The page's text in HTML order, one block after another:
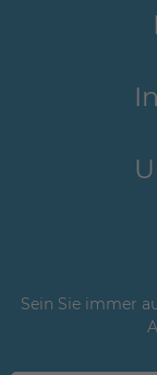
Sein Sie immer